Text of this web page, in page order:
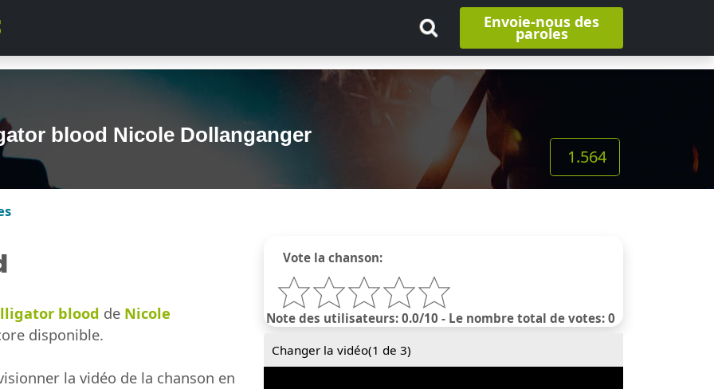
Envoie-nous des
paroles
blood Nicole Dollanganger
1.564
Vote la chanson:
Note des utilisateurs: 0.0/10 - Le nombre total de votes: 0
Changer la vidéo(1 de 3)
blood de Nicole
disponible.
la vidéo de la chanson en